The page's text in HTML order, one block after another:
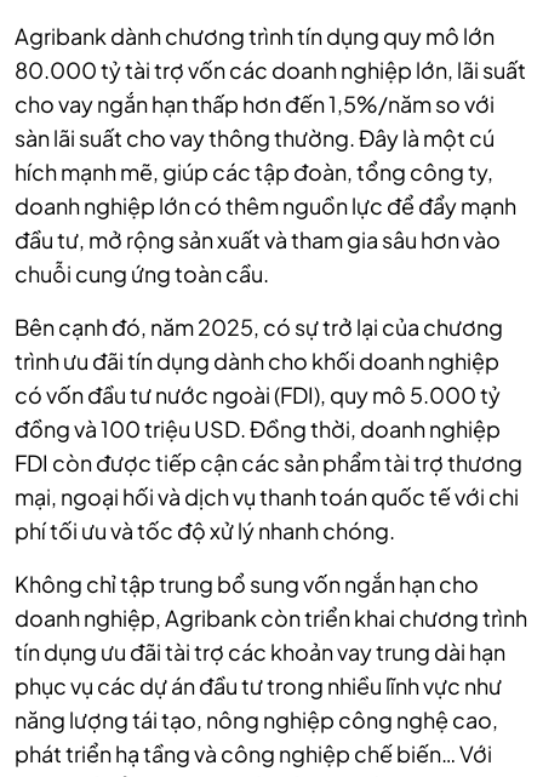
Agribank dành chương trình tín dụng quy mô lớn
80.000 tỷ tài trợ vốn các doanh nghiệp lớn, lãi suất
cho vay ngắn hạn thấp hơn đến 1,5%/năm so với
sàn lãi suất cho vay thông thường. Đây là một cú
hích mạnh mẽ, giúp các tập đoàn, tổng công ty,
doanh nghiệp lớn có thêm nguồn lực để đẩy mạnh
đầu tư, mở rộng sản xuất và tham gia sâu hơn vào
chuỗi cung ứng toàn cầu.
Bên cạnh đó, năm 2025, có sự trở lại của chương
trình ưu đãi tín dụng dành cho khối doanh nghiệp
có vốn đầu tư nước ngoài (FDI), quy mô 5.000 tỷ
đồng và 100 triệu USD. Đồng thời, doanh nghiệp
FDI còn được tiếp cận các sản phẩm tài trợ thương
mại, ngoại hối và dịch vụ thanh toán quốc tế với chi
phí tối ưu và tốc độ xử lý nhanh chóng.
Không chỉ tập trung bổ sung vốn ngắn hạn cho
doanh nghiệp, Agribank còn triển khai chương trình
tín dụng ưu đãi tài trợ các khoản vay trung dài hạn
phục vụ các dự án đầu tư trong nhiều lĩnh vực như
năng lượng tái tạo, nông nghiệp công nghệ cao,
phát triển hạ tầng và công nghiệp chế biến… Với